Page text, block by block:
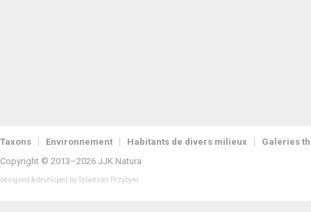
Taxons Environnement Habitants de divers milieux
Galeries
Copyright © 2013–2026 JJK Natura
designed & developed by Sylwester Przybyło